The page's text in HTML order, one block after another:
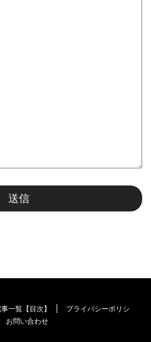
一覧【目次】
プライバシーポリシ
お問い合わせ